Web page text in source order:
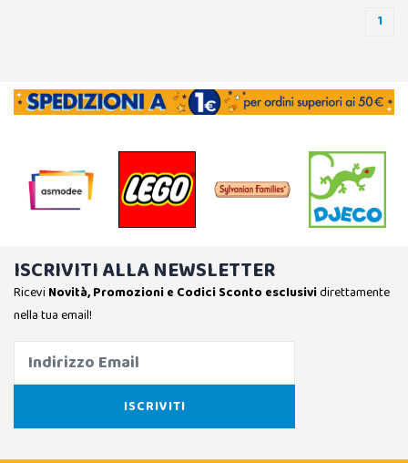
1
ISCRIVITI ALLA NEWSLETTER
Ricevi Novità, Promozioni e Codici Sconto esclusividirettamente
nella tua email!